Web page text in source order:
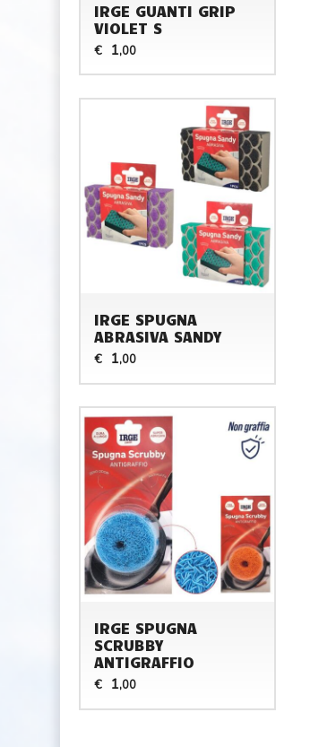
IRGE GUANTI GRIP
VIOLET S
€ 1,00
IRGE SPUGNA
ABRASIVA SANDY
€ 1,00
IRGE SPUGNA
SCRUBBY
ANTIGRAFFIO
€ 1,00